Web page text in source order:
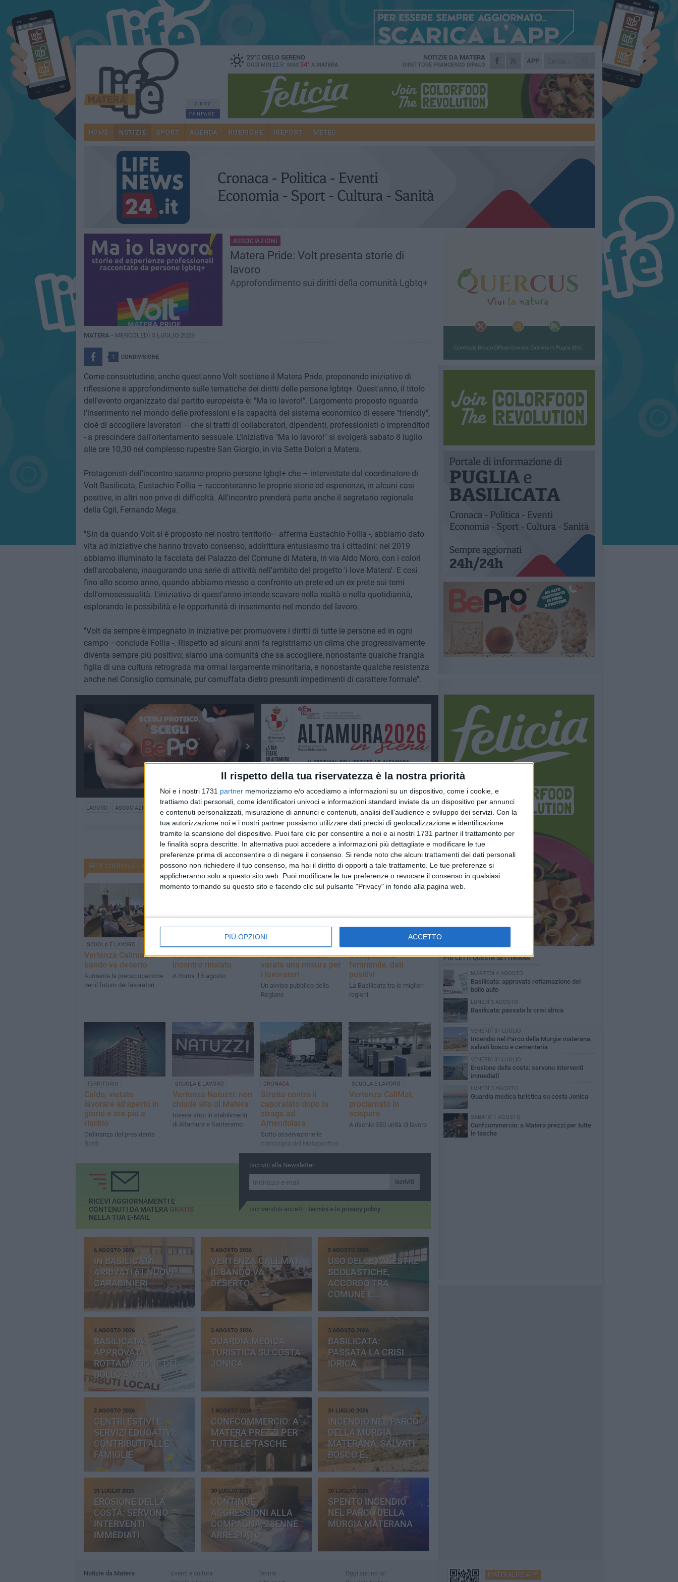
Il rispetto della tua riservatezza è la nostra priorità
Noi e i nostri 1731 partner memorizziamo e/o accediamo a informazioni su un dispositivo, come i cookie, e
trattiamo dati personali, come identificatori univoci e informazioni standard inviate da un dispositivo per annunci
e contenuti personalizzati, misurazione di annunci e contenuti, analisi dell'audience e sviluppo dei servizi. Con la
tua autorizzazione noi e i nostri partner possiamo utilizzare dati precisi di geolocalizzazione e identificazione
tramite la scansione del dispositivo. Puoi fare clic per consentire a noi e ai nostri 1731 partner il trattamento per
le finalità sopra descritte. In alternativa puoi accedere a informazioni più dettagliate e modificare le tue
preferenze prima di acconsentire o di negare il consenso. Si rende noto che alcuni trattamenti dei dati personali
possono non richiedere il tuo consenso, ma hai il diritto di opporti a tale trattamento. Le tue preferenze si
applicheranno solo a questo sito web. Puoi modificare le tue preferenze o revocare il consenso in qualsiasi
momento tornando su questo sito e facendo clic sul pulsante "Privacy" in fondo alla pagina web.
PIÙ OPZIONI ACCETTO
7.517
FANPAGE
29°CCIELO SERENO
OGGI MIN 22.5° MAX 34° A MATERA
APP
NOTIZIE DA MATERA
DIRETTORE FRANCESCO DIPALO
HOME NOTIZIE SPORT AGENDA RUBRICHE IREPORT METEO
ASSOCIAZIONI
Matera Pride: Volt presenta storie di
lavoro
Approfondimento sui diritti della comunità Lgbtq+
MATERA - MERCOLEDÌ 5 LUGLIO 2023
1 CONDIVISIONE
Come consuetudine, anche quest'anno Volt sostiene il Matera Pride, proponendo iniziative di
riflessione e approfondimento sulle tematiche dei diritti delle persone lgbtq+. Quest'anno, il titolo
dell'evento organizzato dal partito europeista è: "Ma io lavoro!". L'argomento proposto riguarda
l'inserimento nel mondo delle professioni e la capacità del sistema economico di essere "friendly",
cioè di accogliere lavoratori – che si tratti di collaboratori, dipendenti, professionisti o imprenditori
- a prescindere dall'orientamento sessuale. L'iniziativa "Ma io lavoro!" si svolgerà sabato 8 luglio
alle ore 10,30 nel complesso rupestre San Giorgio, in via Sette Dolori a Matera.
Protagonisti dell'incontro saranno proprio persone lgbqt+ che – intervistate dal coordinatore di
Volt Basilicata, Eustachio Follia – racconteranno le proprie storie ed esperienze, in alcuni casi
positive, in altri non prive di difficoltà. All'incontro prenderà parte anche il segretario regionale
della Cgil, Fernando Mega.
"Sin da quando Volt si è proposto nel nostro territorio– afferma Eustachio Follia -, abbiamo dato
vita ad iniziative che hanno trovato consenso, addirittura entusiasmo tra i cittadini: nel 2019
abbiamo illuminato la facciata del Palazzo del Comune di Matera, in via Aldo Moro, con i colori
dell'arcobaleno, inaugurando una serie di attività nell'ambito del progetto 'i love Matera'. E così
fino allo scorso anno, quando abbiamo messo a confronto un prete ed un ex prete sui temi
dell'omosessualità. L'iniziativa di quest'anno intende scavare nella realtà e nella quotidianità,
esplorando le possibilità e le opportunità di inserimento nel mondo del lavoro.
"Volt da sempre è impegnato in iniziative per promuovere i diritti di tutte le persone ed in ogni
campo –conclude Follia -. Rispetto ad alcuni anni fa registriamo un clima che progressivamente
diventa sempre più positivo; siamo una comunità che sa accogliere, nonostante qualche frangia
figlia di una cultura retrograda ma ormai largamente minoritaria, e nonostante qualche resistenza
anche nel Consiglio comunale, pur camuffata dietro presunti impedimenti di carattere formale".
LAVORO ASSOCIAZIONI
Altri contenuti a tema
SCUOLA E LAVORO
Vertenza Callmat, il
bando va deserto
Aumenta la preoccupazione
per il futuro dei lavoratori
Vertenza Callmat:
incontro rinviato
A Roma il 5 agosto
Vertenza Callmat:
varata una misura per
i lavoratori
Un avviso pubblico della
Regione
Occupazione
femminile, dati
positivi
La Basilicata tra le migliori
regioni
TERRITORIO
Caldo, vietato
lavorare all'aperto in
giorni e ore più a
rischio
Ordinanza del presidente
Bardi
SCUOLA E LAVORO
Vertenza Natuzzi: non
chiude sito di Matera
Invece stop in stabilimenti
di Altamura e Santeramo
CRONACA
Stretta contro il
caporalato dopo la
strage ad
Amendolara
Sotto osservazione le
campagna del Metapontino
SCUOLA E LAVORO
Vertenza CallMat,
proclamato lo
sciopero
A rischio 350 unità di lavoro
Iscriviti alla Newsletter
Iscriviti
Iscrivendoti accetti i termini e la privacy policy
RICEVI AGGIORNAMENTI E
CONTENUTI DA MATERA GRATIS
NELLA TUA E-MAIL
6 AGOSTO 2026
IN BASILICATA
ARRIVATI 61 NUOVI
CARABINIERI
5 AGOSTO 2026
VERTENZA CALLMAT,
IL BANDO VA
DESERTO
5 AGOSTO 2026
USO DELLE PALESTRE
SCOLASTICHE,
ACCORDO TRA
COMUNE E
PROVINCIA
4 AGOSTO 2026
BASILICATA:
APPROVATA
ROTTAMAZIONE DEL
BOLLO AUTO
3 AGOSTO 2026
GUARDIA MEDICA
TURISTICA SU COSTA
JONICA
3 AGOSTO 2026
BASILICATA:
PASSATA LA CRISI
IDRICA
2 AGOSTO 2026
CENTRI ESTIVI E
SERVIZI EDUCATIVI:
CONTRIBUTI ALLE
FAMIGLIE
1 AGOSTO 2026
CONFCOMMERCIO: A
MATERA PREZZI PER
TUTTE LE TASCHE
31 LUGLIO 2026
INCENDIO NEL PARCO
DELLA MURGIA
MATERANA, SALVATI
BOSCO E
CEMENTERIA
31 LUGLIO 2026
EROSIONE DELLA
COSTA: SERVONO
INTERVENTI
IMMEDIATI
30 LUGLIO 2026
CONTINUE
AGGRESSIONI ALLA
COMPAGNA, 28ENNE
ARRESTATO
30 LUGLIO 2026
SPENTO INCENDIO
NEL PARCO DELLA
MURGIA MATERANA
PIÙ LETTI QUESTA SETTIMANA
MARTEDÌ 4 AGOSTO
Basilicata: approvata rottamazione del
bollo auto
LUNEDÌ 3 AGOSTO
Basilicata: passata la crisi idrica
VENERDÌ 31 LUGLIO
Incendio nel Parco della Murgia materana,
salvati bosco e cementeria
VENERDÌ 31 LUGLIO
Erosione della costa: servono interventi
immediati
LUNEDÌ 3 AGOSTO
Guardia medica turistica su costa Jonica
SABATO 1 AGOSTO
Confcommercio: a Matera prezzi per tutte
le tasche
Notizie da Matera
Eventi e cultura
Tennis
Oggi cucino io!
MATERALIFE APP